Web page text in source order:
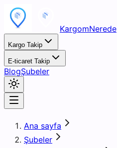
KargomNerede
Kargo Takip
E-ticaret Takip
BlogŞubeler
Ana sayfa
Şubeler